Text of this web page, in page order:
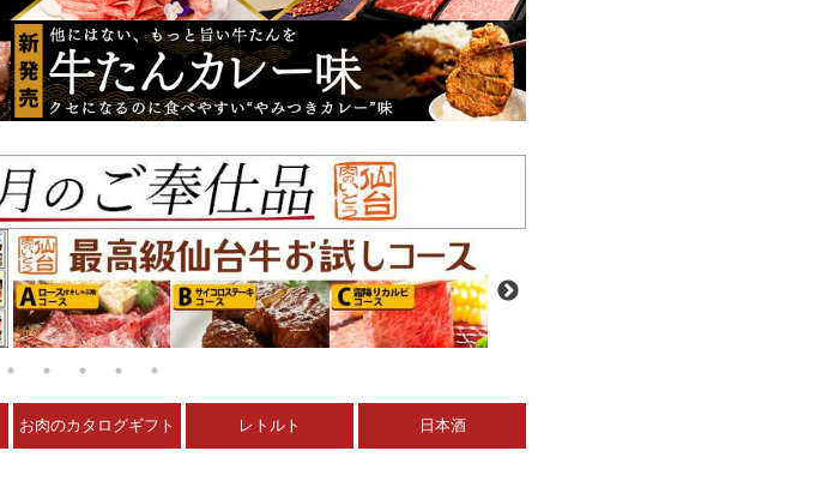
お肉のカタログギフト レトルト 日本酒